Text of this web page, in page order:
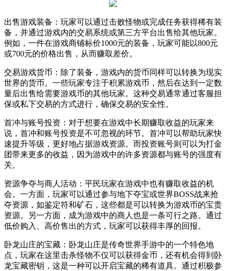
出售游戏装备：玩家可以通过击败怪物或完成任务获得稀有装
备，并通过游戏内的交易系统或第三方平台出售给其他玩家。
例如，一件在游戏商铺标价1000元的装备，玩家可能以800元
或700元的价格出售，从而赚取差价。
交易游戏货币：除了装备，游戏内的货币同样可以转换为现实
世界的货币。一些玩家专注于积累游戏币，然后在达到一定数
量后出售给需要游戏币的其他玩家。这种交易通常通过客服担
保或私下交易的方式进行，确保交易的安全性。
首冲与账号投资：对于想要在游戏中长期赚取收益的玩家来
说，首冲和账号投资是不可忽视的环节。首冲可以帮助玩家快
速提升等级，更好地占据游戏资源。而投资账号则可以为打金
团带来更多的收益，因为游戏中的许多资源都与账号的强度有
关。
资源争夺与商人活动：平民玩家在游戏中也有赚取收益的机
会。一方面，玩家可以通过参与地下夺宝或世界BOSS战来抢
夺资源，如鉴定符和矿石，这些都是可以转换为游戏币的宝贵
资源。另一方面，成为游戏中的商人也是一条可行之路。通过
低价购入、高价售出的方式，玩家可以获得丰厚的回报。
卧龙山庄的宝藏：卧龙山庄是传奇世界手游中的一个特色地
点，玩家在这里击杀怪物不仅可以获得金币，还有机会得到卧
龙宝藏密钥，这是一种可以开启宝藏的稀有道具。通过积极参